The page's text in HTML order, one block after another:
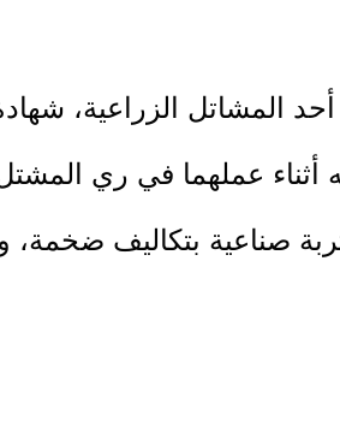
أثناء عملهما في ري
صناعية بتكاليف ضخمة،